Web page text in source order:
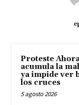
Proteste
acumula la
ya impide ver
los cruces
5 agosto 2026